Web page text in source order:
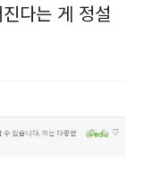
다는 게 정설